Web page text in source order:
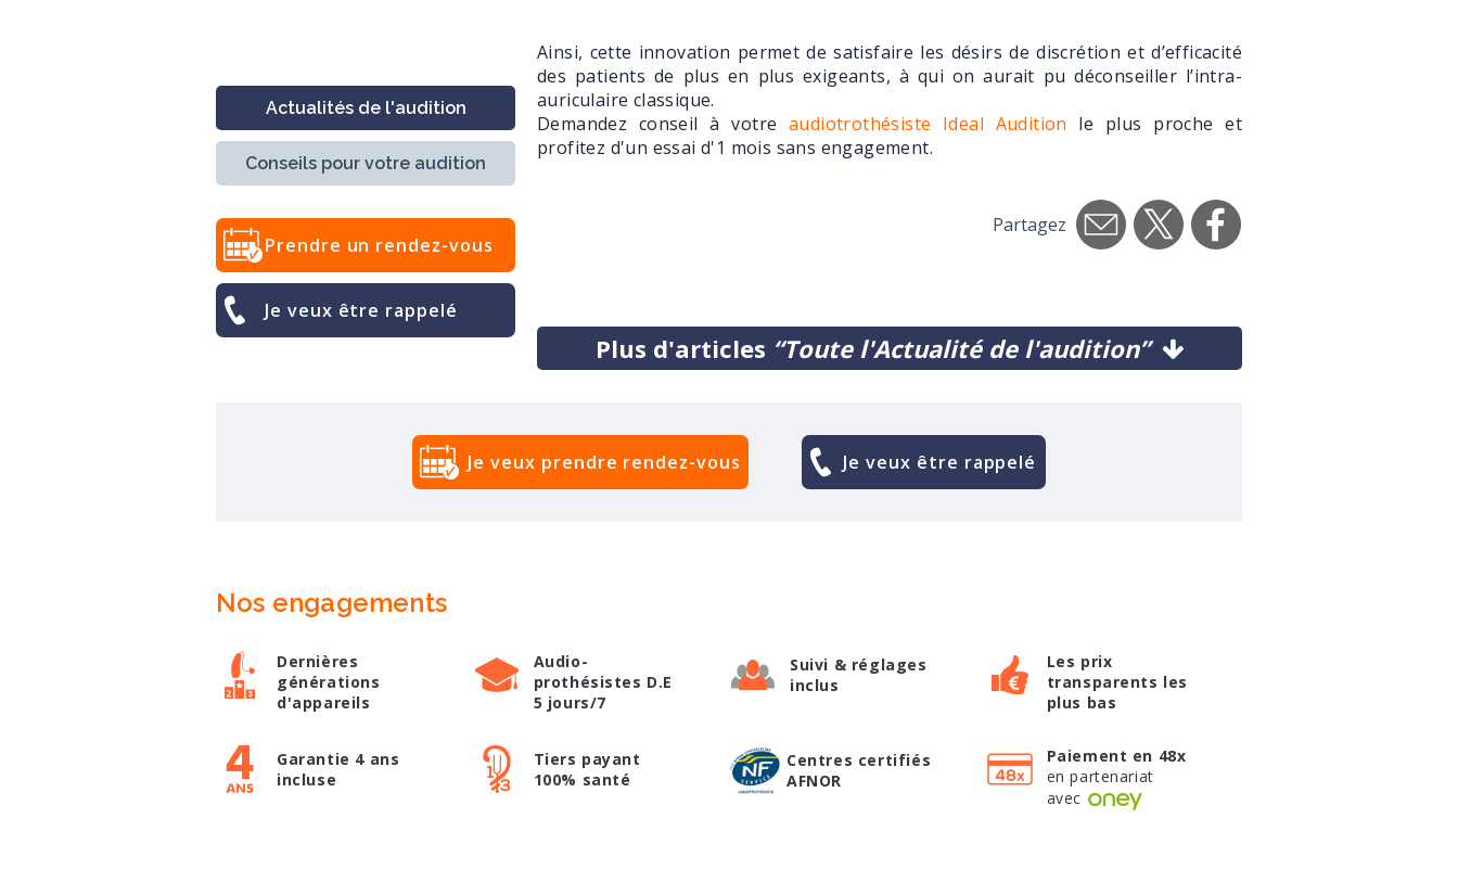
Ainsi, cette innovation permet de satisfaire les désirs de discrétion et d’efficacité
des patients de plus en plus exigeants, à qui on aurait pu déconseiller l’intra-
auriculaire classique.
Demandez conseil à votre audiotrothésiste Ideal Audition le plus proche et
profitez d'un essai d'1 mois sans engagement.
Partagez
Plus d'articles “Toute l'Actualité de l'audition”
Actualités de l'audition
Conseils pour votre audition
Prendre un rendez-vous
Je veux être rappelé
Je veux prendre rendez-vous Je veux être rappelé
Nos engagements
Dernières
générations
d'appareils
Audio-
prothésistes D.E
5 jours/7
Suivi & réglages
inclus
Les prix
transparents les
plus bas
Garantie 4 ans
incluse
Tiers payant
100% santé
Centres certifiés
AFNOR
Paiement en 48x
en partenariat
avec